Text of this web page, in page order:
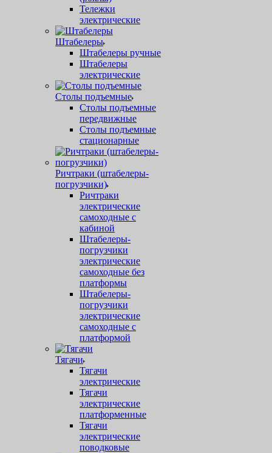
Тележки
электрические
Штабелеры
Штабелеры ручные
Штабелеры
электрические
Столы подъемные
Столы подъемные
передвижные
Столы подъемные
стационарные
Ричтраки (штабелеры-
погрузчики)
Ричтраки
электрические
самоходные с
кабиной
Штабелеры-
погрузчики
электрические
самоходные без
платформы
Штабелеры-
погрузчики
электрические
самоходные с
платформой
Тягачи
Тягачи
электрические
Тягачи
электрические
платформенные
Тягачи
электрические
поводковые